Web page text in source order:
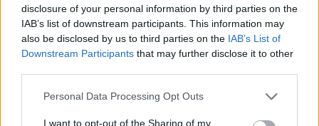
disclosure of your personal information by third parties on the
IAB’s list of downstream participants. This information may
also be disclosed by us to third parties on the IAB’s List of
Downstream Participants that may further disclose it to other
Please note that this website/app uses one or more Google
not limited to your visit or usage behaviour. You may click to
Personal Data Processing Opt Outs
I want to opt-out of the Sharing of my